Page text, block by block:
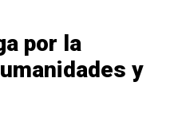
por la
y